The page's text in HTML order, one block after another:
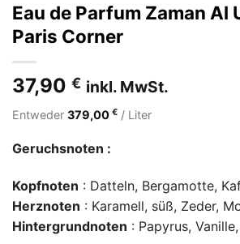
Eau de Parfum Zaman Al
Paris Corner
37,90 € inkl. MwSt.
Entweder 379,00 € / Liter
Geruchsnoten :
Kopfnoten : Datteln, Bergamotte,
Herznoten : Karamell, süß, Zeder,
Hintergrundnoten : Papyrus,